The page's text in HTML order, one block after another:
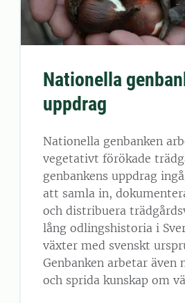
Nationella
uppdrag
Nationella genbanken
vegetativt förökade
genbankens uppdrag
att samla in,
och distribuera
lång odlingshistoria i
växter med svenskt
Genbanken arbetar även
och sprida kunskap om